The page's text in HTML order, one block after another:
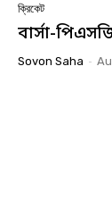
ক্রিকেট
বার্সা-
Sovon Saha -